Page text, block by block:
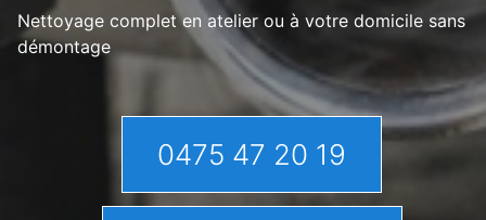
Nettoyage complet en atelier ou à votre domicile sans
démontage
0475 47 20 19